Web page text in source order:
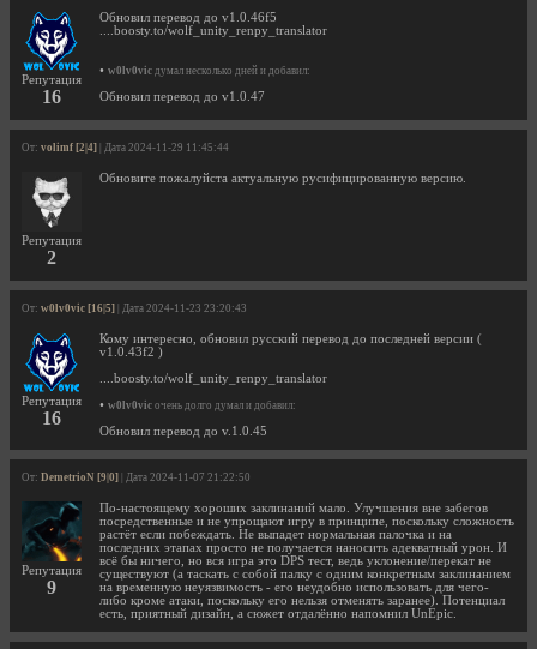
Репутация
16
Обновил перевод до v1.0.46f5
....boosty.to/wolf_unity_renpy_translator
• w0lv0vic думал несколько дней и добавил:
Обновил перевод до v1.0.47
От: volimf [2|4] | Дата 2024-11-29 11:45:44
Репутация
2
Обновите пожалуйста актуальную русифицированную версию.
От: w0lv0vic [16|5] | Дата 2024-11-23 23:20:43
Репутация
16
Кому интересно, обновил русский перевод до последней версии (
v1.0.43f2 )
....boosty.to/wolf_unity_renpy_translator
• w0lv0vic очень долго думал и добавил:
Обновил перевод до v.1.0.45
От: DemetrioN [9|0] | Дата 2024-11-07 21:22:50
Репутация
9
По-настоящему хороших заклинаний мало. Улучшения вне забегов
посредственные и не упрощают игру в принципе, поскольку сложность
растёт если побеждать. Не выпадет нормальная палочка и на
последних этапах просто не получается наносить адекватный урон. И
всё бы ничего, но вся игра это DPS тест, ведь уклонение/перекат не
существуют (а таскать с собой палку с одним конкретным заклинанием
на временную неуязвимость - его неудобно использовать для чего-
либо кроме атаки, поскольку его нельзя отменять заранее). Потенциал
есть, приятный дизайн, а сюжет отдалённо напомнил UnEpic.